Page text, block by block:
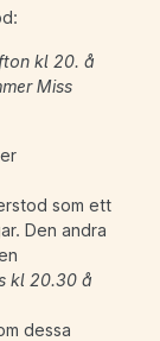
kl 20. å
Miss
som ett
Den andra
kl 20.30 å
dessa